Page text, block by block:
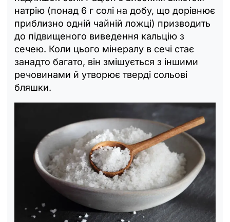
натрію (понад 6 г солі на добу, що дорівнює
приблизно одній чайній ложці) призводить
до підвищеного виведення кальцію з
сечею. Коли цього мінералу в сечі стає
занадто багато, він змішується з іншими
речовинами й утворює тверді сольові
бляшки.